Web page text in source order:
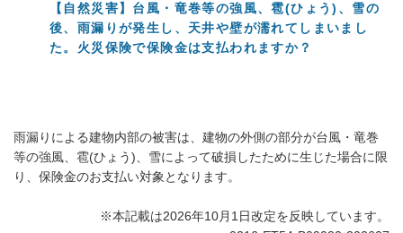
【自然災害】台風・竜巻等の強風、雹(ひょう)、雪の
後、雨漏りが発生し、天井や壁が濡れてしまいまし
た。火災保険で保険金は支払われますか？
雨漏りによる建物内部の被害は、建物の外側の部分が台風・竜巻
等の強風、雹(ひょう)、雪によって破損したために生じた場合に限
り、保険金のお支払い対象となります。
※本記載は2026年10月1日改定を反映しています。